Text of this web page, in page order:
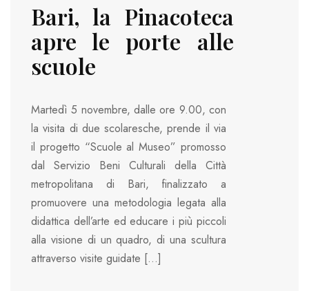
Bari, la Pinacoteca
apre le porte alle
scuole
Martedì 5 novembre, dalle ore 9.00, con
la visita di due scolaresche, prende il via
il progetto “Scuole al Museo” promosso
dal Servizio Beni Culturali della Città
metropolitana di Bari, finalizzato a
promuovere una metodologia legata alla
didattica dell’arte ed educare i più piccoli
alla visione di un quadro, di una scultura
attraverso visite guidate […]